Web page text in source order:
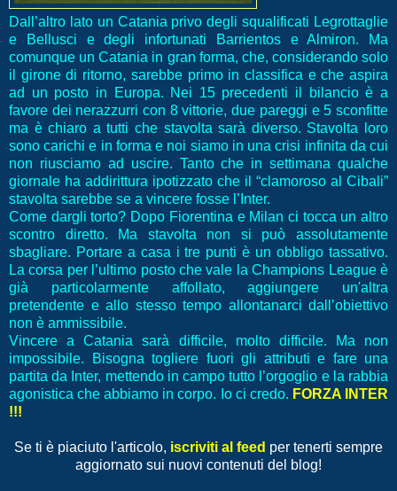
Dall’altro lato un Catania privo degli squalificati Legrottaglie
e Bellusci e degli infortunati Barrientos e Almiron. Ma
comunque un Catania in gran forma, che, considerando solo
il girone di ritorno, sarebbe primo in classifica e che aspira
ad un posto in Europa. Nei 15 precedenti il bilancio è a
favore dei nerazzurri con 8 vittorie, due pareggi e 5 sconfitte
ma è chiaro a tutti che stavolta sarà diverso. Stavolta loro
sono carichi e in forma e noi siamo in una crisi infinita da cui
non riusciamo ad uscire. Tanto che in settimana qualche
giornale ha addirittura ipotizzato che il “clamoroso al Cibali”
stavolta sarebbe se a vincere fosse l’Inter.
Come dargli torto? Dopo Fiorentina e Milan ci tocca un altro
scontro diretto. Ma stavolta non si può assolutamente
sbagliare. Portare a casa i tre punti è un obbligo tassativo.
La corsa per l’ultimo posto che vale la Champions League è
già particolarmente affollato, aggiungere un'altra
pretendente e allo stesso tempo allontanarci dall’obiettivo
non è ammissibile.
Vincere a Catania sarà difficile, molto difficile. Ma non
impossibile. Bisogna togliere fuori gli attributi e fare una
partita da Inter, mettendo in campo tutto l’orgoglio e la rabbia
agonistica che abbiamo in corpo. Io ci credo. FORZA INTER
!!!
Se ti è piaciuto l'articolo, iscriviti al feed per tenerti sempre
aggiornato sui nuovi contenuti del blog!